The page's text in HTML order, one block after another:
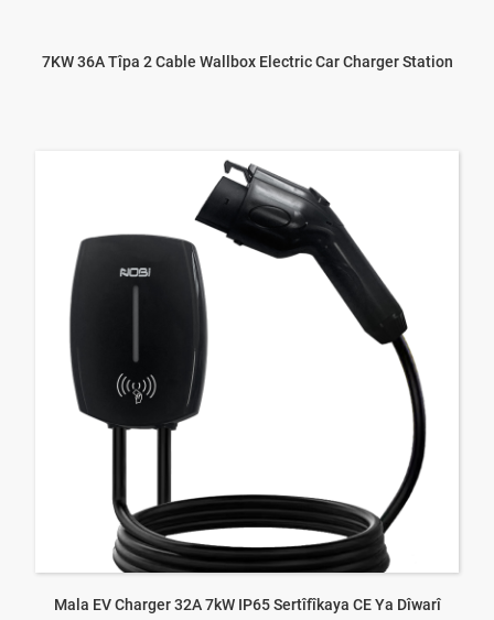
7KW 36A Tîpa 2 Cable Wallbox Electric Car Charger Station
Mala EV Charger 32A 7kW IP65 Sertîfîkaya CE Ya Dîwarî